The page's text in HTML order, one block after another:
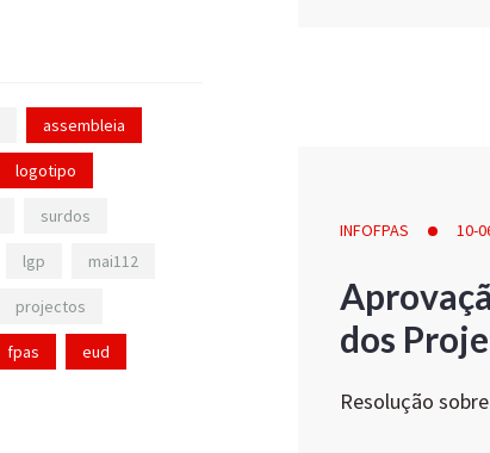
INFOFPAS 10-
dos
Resolução
assembleia
logotipo
surdos
lgp mai112
projectos
fpas eud